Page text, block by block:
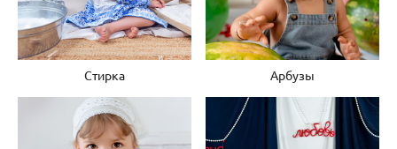
Стирка Арбузы